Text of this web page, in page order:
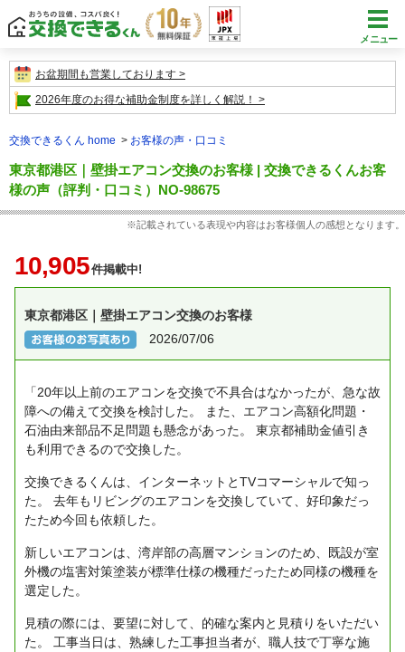
メニュー
お盆期間も営業しております
2026年度のお得な補助金制度を詳しく解説！
交換できるくん home お客様の声・口コミ
東京都港区｜壁掛エアコン交換のお客様 | 交換できるくんお客
様の声（評判・口コミ）NO-98675
※記載されている表現や内容はお客様個人の感想となります。
10,905件掲載中!
東京都港区｜壁掛エアコン交換のお客様
2026/07/06
「20年以上前のエアコンを交換で不具合はなかったが、急な故
障への備えて交換を検討した。
また、エアコン高額化問題・
石油由来部品不足問題も懸念があった。
東京都補助金値引き
も利用できるので交換した。
交換できるくんは、インターネットとTVコマーシャルで知っ
た。
去年もリビングのエアコンを交換していて、好印象だっ
たため今回も依頼した。
新しいエアコンは、湾岸部の高層マンションのため、既設が室
外機の塩害対策塗装が標準仕様の機種だったため同様の機種を
選定した。
見積の際には、要望に対して、的確な案内と見積りをいただい
た。
工事当日は、熟練した工事担当者が、職人技で丁寧な施